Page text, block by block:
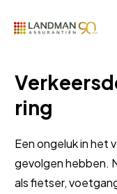
ring
Een ongeluk in het
gevolgen hebben.
als fietser,